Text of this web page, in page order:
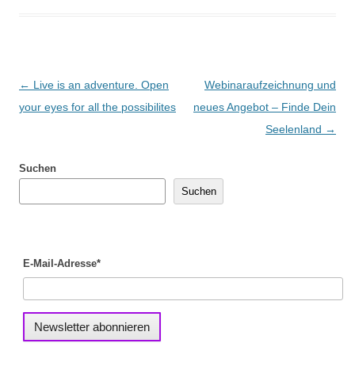
Beitragsnavigation
← Live is an adventure. Open
your eyes for all the possibilites
Webinaraufzeichnung und
neues Angebot – Finde Dein
Seelenland →
Suchen
Suchen
E-Mail-Adresse*